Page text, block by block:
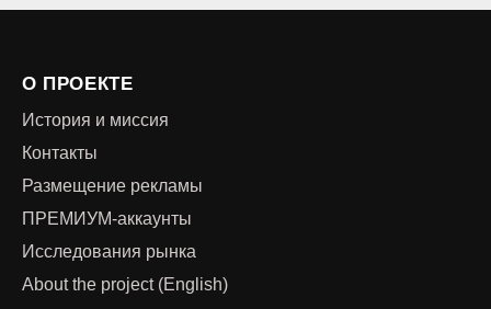
О ПРОЕКТЕ
История и миссия
Контакты
Размещение рекламы
ПРЕМИУМ-аккаунты
Исследования рынка
About the project (English)